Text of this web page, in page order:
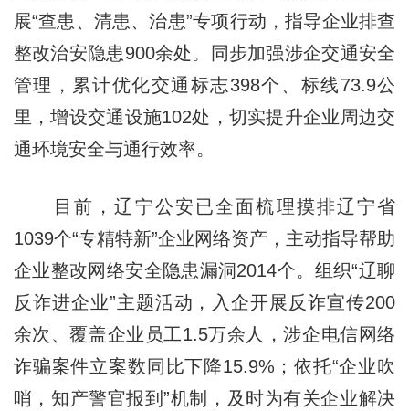
展“查患、清患、治患”专项行动，指导企业排查
整改治安隐患900余处。同步加强涉企交通安全
管理，累计优化交通标志398个、标线73.9公
里，增设交通设施102处，切实提升企业周边交
通环境安全与通行效率。
目前，辽宁公安已全面梳理摸排辽宁省
1039个“专精特新”企业网络资产，主动指导帮助
企业整改网络安全隐患漏洞2014个。组织“辽聊
反诈进企业”主题活动，入企开展反诈宣传200
余次、覆盖企业员工1.5万余人，涉企电信网络
诈骗案件立案数同比下降15.9%；依托“企业吹
哨，知产警官报到”机制，及时为有关企业解决